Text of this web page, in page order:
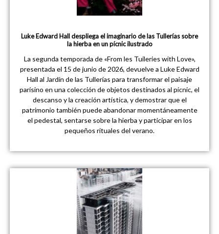
Luke Edward Hall despliega el imaginario de las Tullerías sobre
la hierba en un pícnic ilustrado
La segunda temporada de «From les Tuileries with Love»,
presentada el 15 de junio de 2026, devuelve a Luke Edward
Hall al Jardín de las Tullerías para transformar el paisaje
parisino en una colección de objetos destinados al pícnic, el
descanso y la creación artística, y demostrar que el
patrimonio también puede abandonar momentáneamente
el pedestal, sentarse sobre la hierba y participar en los
pequeños rituales del verano.